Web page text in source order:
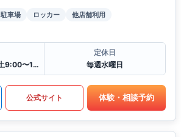
駐車場 ロッカー
他店舗利用
平日 9:00〜22:00❘土9:00〜19:00❘日9:00〜17:00❘祝9:00〜16:30
定休日
毎週水曜日
公式サイト 体験・相談予約